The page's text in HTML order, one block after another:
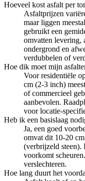
Hoeveel kost asfalt per
Asfaltprijzen
maar liggen
gebruikt een
omvatten levering,
ondergrond en
verdubbelen of
Hoe dik moet mijn
Voor residentiële
cm (2-3 inch)
of commercieel
aanbevolen.
voor locatie-
Heb ik een basislaag
Ja, een goed
omvat dit 10-20
(verbrijzeld steen).
voorkomt
verslechteren.
Hoe lang duurt het